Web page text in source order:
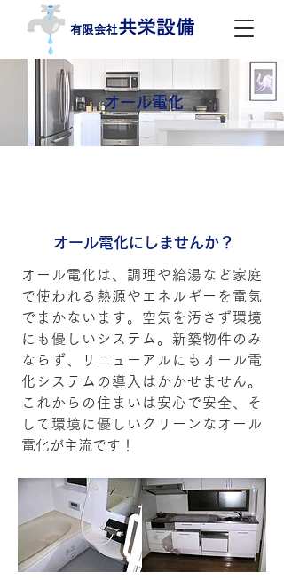
オール電化
オール電化にしませんか？
オール電化は、調理や給湯など家庭
で使われる熱源やエネルギーを電気
でまかないます。空気を汚さず環境
にも優しいシステム。新築物件のみ
ならず、リニューアルにもオール電
化システムの導入はかかせません。
これからの住まいは安心で安全、そ
して環境に優しいクリーンなオール
電化が主流です！